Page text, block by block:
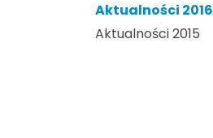
Aktualności 2016
Aktualności 2015